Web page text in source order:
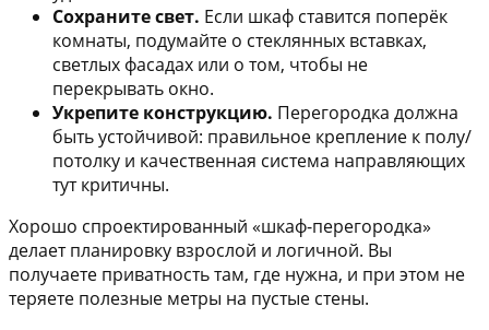
Сохраните свет. Если шкаф ставится поперёк
комнаты, подумайте о стеклянных вставках,
светлых фасадах или о том, чтобы не
перекрывать окно.
Укрепите конструкцию. Перегородка должна
быть устойчивой: правильное крепление к полу/
потолку и качественная система направляющих
тут критичны.
Хорошо спроектированный «шкаф-перегородка»
делает планировку взрослой и логичной. Вы
получаете приватность там, где нужна, и при этом не
теряете полезные метры на пустые стены.